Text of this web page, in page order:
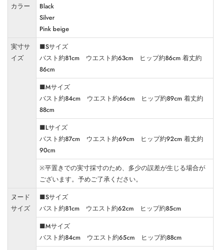
カラー
Black
Silver
Pink beige
実寸サ
イズ
■Sサイズ
バスト約81cm ウエスト約63cm ヒップ約86cm 着丈約
86cm
■Mサイズ
バスト約84cm ウエスト約66cm ヒップ約89cm 着丈約
88cm
■Lサイズ
バスト約87cm ウエスト約69cm ヒップ約92cm 着丈約
90cm
※平置きでの実寸採寸のため、多少の誤差が生じる場合が
ございます。予めご了承ください。
ヌード
サイズ
■Sサイズ
バスト約81cm ウエスト約62cm ヒップ約85cm
■Mサイズ
バスト約84cm ウエスト約65cm ヒップ約88cm